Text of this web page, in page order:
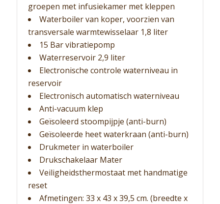
groepen met infusiekamer met kleppen
Waterboiler van koper, voorzien van
transversale warmtewisselaar 1,8 liter
15 Bar vibratiepomp
Waterreservoir 2,9 liter
Electronische controle waterniveau in
reservoir
Electronisch automatisch waterniveau
Anti-vacuum klep
Geïsoleerd stoompijpje (anti-burn)
Geïsoleerde heet waterkraan (anti-burn)
Drukmeter in waterboiler
Drukschakelaar Mater
Veiligheidsthermostaat met handmatige
reset
Afmetingen: 33 x 43 x 39,5 cm. (breedte x